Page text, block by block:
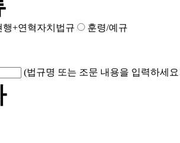
행+연혁자치법규 훈령/예규
(법규명 또는 조문 내용을 입력하세